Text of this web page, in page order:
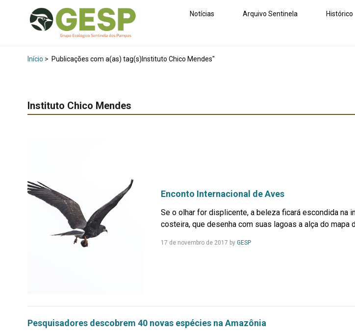
Notícias Arquivo Sentinela Histórico
Início > Publicações com a(as) tag(s)Instituto Chico Mendes"
Instituto Chico Mendes
Enconto Internacional de Aves
Se o olhar for displicente, a beleza ficará escondida na
costeira, que desenha com suas lagoas a alça do mapa
17 de novembro de 2017 by GESPLeia
Pesquisadores descobrem 40 novas espécies na Amazônia